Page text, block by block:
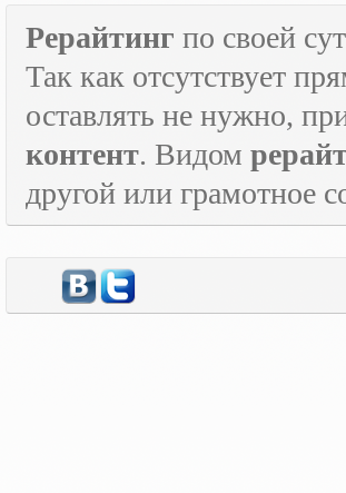
Рерайтинг по своей
Так как отсутствует
оставлять не нужно,
контент. Видом
другой или грамотное